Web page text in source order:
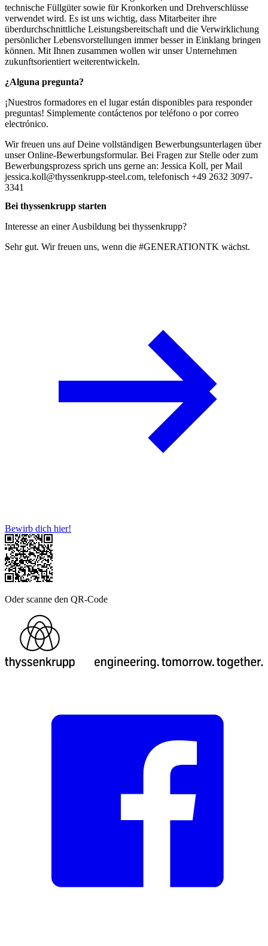
technische Füllgüter sowie für Kronkorken und Drehverschlüsse
verwendet wird. Es ist uns wichtig, dass Mitarbeiter ihre
überdurchschnittliche Leistungsbereitschaft und die Verwirklichung
persönlicher Lebensvorstellungen immer besser in Einklang bringen
können. Mit Ihnen zusammen wollen wir unser Unternehmen
zukunftsorientiert weiterentwickeln.
¿Alguna pregunta?
¡Nuestros formadores en el lugar están disponibles para responder
preguntas! Simplemente contáctenos por teléfono o por correo
electrónico.
Wir freuen uns auf Deine vollständigen Bewerbungsunterlagen über
unser Online-Bewerbungsformular. Bei Fragen zur Stelle oder zum
Bewerbungsprozess sprich uns gerne an: Jessica Koll, per Mail
jessica.koll@thyssenkrupp-steel.com, telefonisch +49 2632 3097-
3341
Bei thyssenkrupp starten
Interesse an einer Ausbildung bei thyssenkrupp?
Sehr gut. Wir freuen uns, wenn die #GENERATIONTK wächst.
Bewirb dich hier!
Oder scanne den QR-Code